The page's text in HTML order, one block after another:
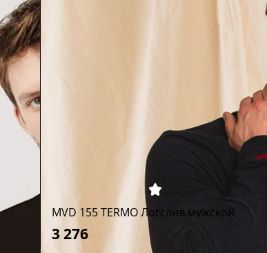
MVD 155 TERMO Логслив мужской
3 276